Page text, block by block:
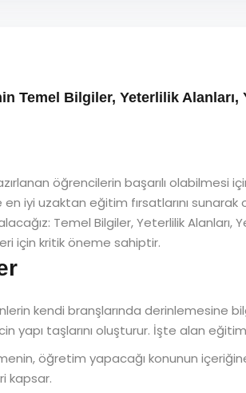
Temel Bilgiler, Yeterlilik
öğrencilerin başarılı
iyi uzaktan eğitim fırsatlarını sunarak
Temel Bilgiler, Yeterlilik Alanları,
için kritik öneme sahiptir.
kendi branşlarında derinlemesine
yapı taşlarını oluşturur. İşte alan
öğretim yapacağı konunun
kapsar.